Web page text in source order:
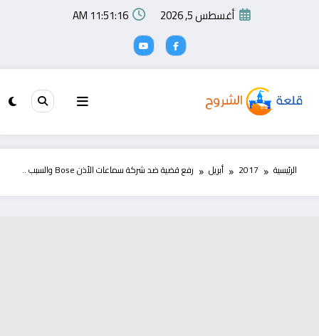
أغسطس 5, 2026 11:51:17 AM
الرئيسية 2017 أبريل رفع قضية ضد شركة سماعات الأذن Bose والسبب ..